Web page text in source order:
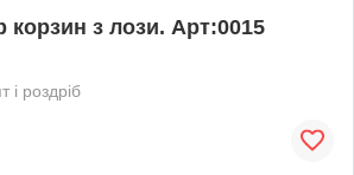
корзин з лози. Арт:0015
і роздріб